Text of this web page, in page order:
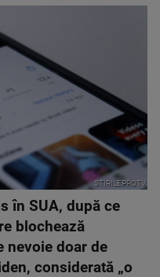
STIRILEPROTV
în SUA, după ce
blochează
nevoie doar de
considerată „o